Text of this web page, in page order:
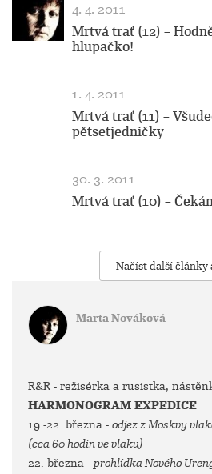
4. 4. 2011
Mrtvá trať (12) –
hlupačko!
1. 4. 2011
Mrtvá trať (11) –
pětsetjedničky
30. 3. 2011
Mrtvá trať (10) –
Načíst další články
Marta Nováková
R&R - režisérka a rusistka,
HARMONOGRAM EXPEDICE
19.-22. března - odjez z Moskvy
(cca 60 hodin ve vlaku)
22. března - prohlídka Nového